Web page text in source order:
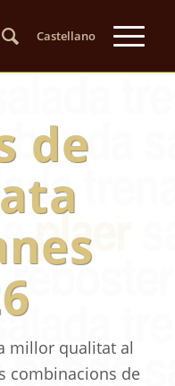
Castellano
de
millor qualitat al
combinacions de